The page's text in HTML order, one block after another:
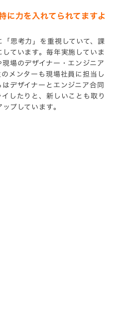
に力を入れてられてますよ
思考力」を重視していて、課
ています。毎年実施していま
場のデザイナー・エンジニア
メンターも現場社員に担当し
デザイナーとエンジニア合同
したりと、新しいことも取り
プしています。